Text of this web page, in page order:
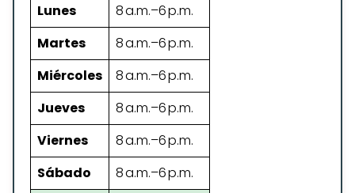
Lunes
8 a.m.–6 p.m.
Martes
8 a.m.–6 p.m.
Miércoles
8 a.m.–6 p.m.
Jueves
8 a.m.–6 p.m.
Viernes
8 a.m.–6 p.m.
Sábado
8 a.m.–6 p.m.